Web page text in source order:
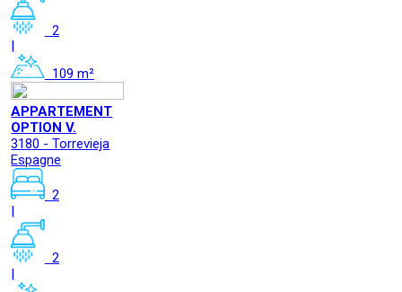
2
109 m²
APPARTEMENT
OPTION V.
3180 - Torrevieja
Espagne
2
|
2
|